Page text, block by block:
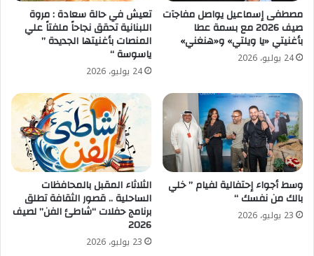
مصطفى إسماعيل يواصل مفاجآت
صيف 2026 مع بسمة عطا
بأغنيتي «يا ويلتي» و«هنغني»
24 يوليو، 2026
تعيش في حالة سعادة : مروة
اللبنانية تحقق نجاحاً ملفتاً علي
المنصات بأغنيتها الجديدة ”
ياسوسة “
24 يوليو، 2026
وسط أجواء إحتفالية لفيام ” خلي
بالك من نفسك “
23 يوليو، 2026
الثلاثاء المقبل بالمحافظات
الساحلية .. قصور الثقافة تطلق
برنامج حفلات “شاطئ الفن” لصيف
2026
23 يوليو، 2026